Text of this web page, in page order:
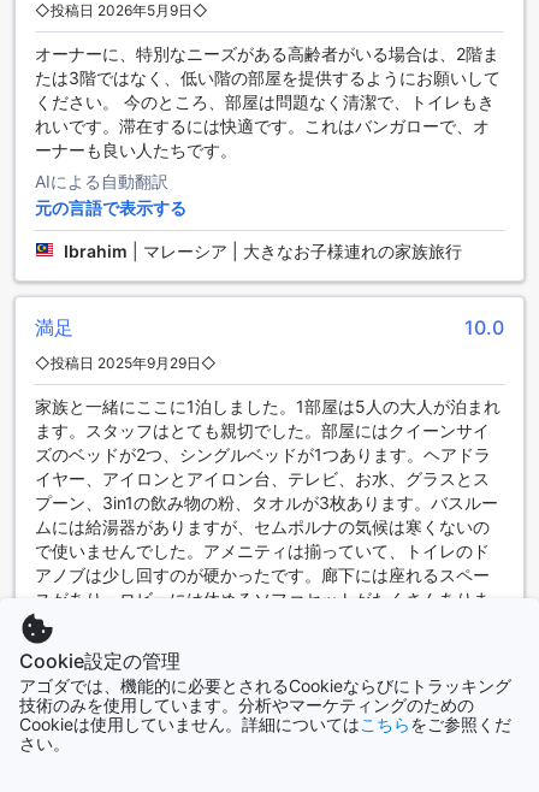
マグニフィセントホワイトハウス・センポルナ・バイ・ザ・
ミニマリストでは、ゲストの皆様に多彩な食事の選択肢をご
提供しています。24時間対応のルームサービスにより、いつ
でもお部屋でくつろぎながらお食事をお楽しみいただけま
す。また、専用のコーヒーショップやレストランでは、新鮮
なコーヒーと多彩な料理をお楽しみいただけ、リラックスし
た時間を過ごせます。特にハラール認証を受けたレストラン
では、イスラム教の方も安心してお食事いただけるメニュー
を取り揃えています。
マグニフィセントホワイトハウス センポルナの魅力的な客室
タイプ
これらの客室は、アゴダで予約することで、最良の価格を享
受できるだけでなく、手間のかからないスムーズな予約体験
も保証されます。簡単な操作で希望の部屋を確保できるた
め、旅行の計画をストレスなく進めることができます。マグ
ニフィセントホワイトハウス センポルナでの滞在を、安心し
てお楽しみください。
センポルナ空港：マレーシアの玄関口
センポルナ空港は、マレーシア東部のサバ州に位置し、地域
の主要な交通ハブとして重要な役割を果たしています。国内
者にとって便利なゲートウェイとなっています。空港周辺に
は快適な待合スペースや便利なサービスが整っており、到着
後すぐにセンポルナの魅力的な観光地へアクセスすることが
できます。
センポルナ空港からマグニフィセントホワイトハウス センポ
◇投稿日 2026年5月9日◇
オーナーに、特別なニーズがある高齢者がいる場合は、2階ま
たは3階ではなく、低い階の部屋を提供するようにお願いして
ください。 今のところ、部屋は問題なく清潔で、トイレもき
れいです。滞在するには快適です。これはバンガローで、オ
ーナーも良い人たちです。
AIによる自動翻訳
元の言語で表示する
Ibrahim マレーシア | 大きなお子様連れの家族旅行
満足 10.0
◇投稿日 2025年9月29日◇
家族と一緒にここに1泊しました。1部屋は5人の大人が泊まれ
ます。スタッフはとても親切でした。部屋にはクイーンサイ
ズのベッドが2つ、シングルベッドが1つあります。ヘアドラ
イヤー、アイロンとアイロン台、テレビ、お水、グラスとス
プーン、3in1の飲み物の粉、タオルが3枚あります。バスルー
ムには給湯器がありますが、セムポルナの気候は寒くないの
で使いませんでした。アメニティは揃っていて、トイレのド
アノブは少し回すのが硬かったです。廊下には座れるスペー
スがあり、ロビーには休めるソファセットがたくさんありま
した。外には休むためのテーブルセットもあります。家の場
所はGoogleマップで簡単に見つけられます。中心街までもと
ても近いです。私と家族はここに泊まって非常に満足してい
ます。またセムポルナに旅行する際にはここに宿泊したいと
思います。👍🏻
AIによる自動翻訳
Cookie設定の管理
アゴダでは、機能的に必要とされるCookieならびにトラッキング
技術のみを使用しています。分析やマーケティングのための
Cookieは使用していません。詳細についてはこちらをご参照くだ
さい。